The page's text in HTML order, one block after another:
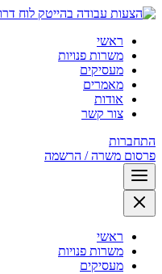
לוח
ראשי
משרות פנויות
מעסיקים
מאמרים
אודות
צור קשר
התחברות
פרסום משרה / הרשמה
ראשי
משרות פנויות
מעסיקים